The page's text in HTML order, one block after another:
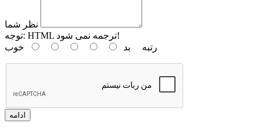
نظر شما
توجه:
HTML ترجمه نمی شود!
رتبه بد خوب
ادامه